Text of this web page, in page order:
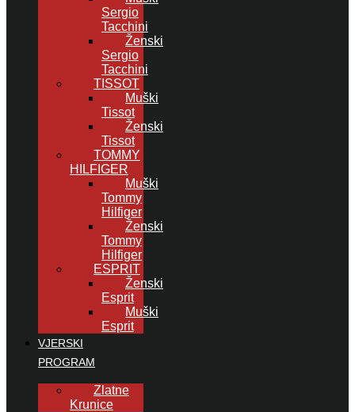
Sergio
Tacchini
Ženski
Sergio
Tacchini
TISSOT
Muški
Tissot
Ženski
Tissot
TOMMY
HILFIGER
Muški
Tommy
Hilfiger
Ženski
Tommy
Hilfiger
ESPRIT
Ženski
Esprit
Muški
Esprit
VJERSKI
PROGRAM
Zlatne
Krunice